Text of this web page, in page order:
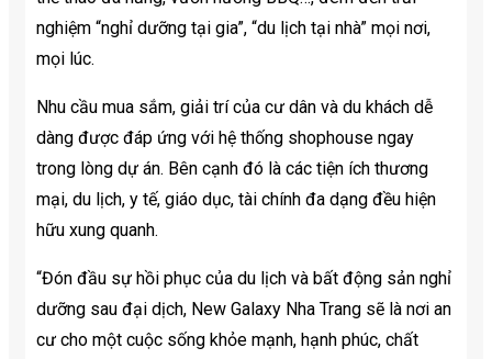
nghiệm “nghỉ dưỡng tại gia”, “du lịch tại nhà” mọi nơi,
mọi lúc.
Nhu cầu mua sắm, giải trí của cư dân và du khách dễ
dàng được đáp ứng với hệ thống shophouse ngay
trong lòng dự án. Bên cạnh đó là các tiện ích thương
mại, du lịch, y tế, giáo dục, tài chính đa dạng đều hiện
hữu xung quanh.
“Đón đầu sự hồi phục của du lịch và bất động sản nghỉ
dưỡng sau đại dịch, New Galaxy Nha Trang sẽ là nơi an
cư cho một cuộc sống khỏe mạnh, hạnh phúc, chất